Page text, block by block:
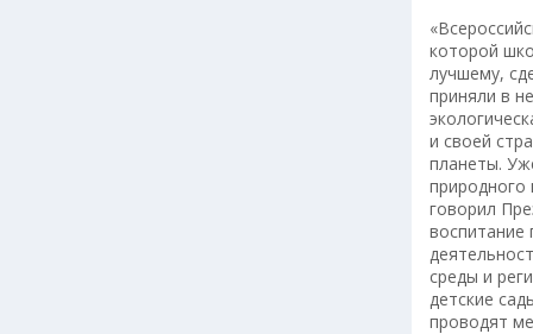
которой
лучшему,
приняли в
и своей
планеты.
природного
говорил
воспитание
среды и
детские
проводят